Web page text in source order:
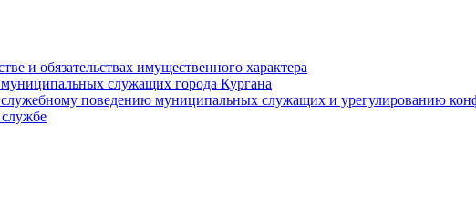
и обязательствах имущественного характера
служащих города Кургана
поведению муниципальных служащих и урегулированию